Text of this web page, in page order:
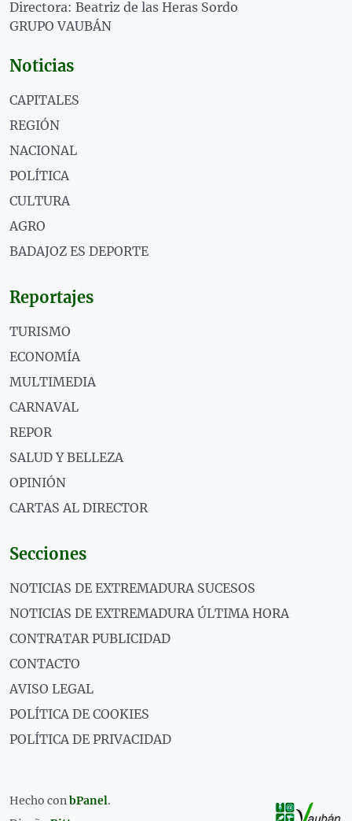
Directora: Beatriz de las Heras Sordo
GRUPO VAUBÁN
Noticias
CAPITALES
REGIÓN
NACIONAL
POLÍTICA
CULTURA
AGRO
BADAJOZ ES DEPORTE
Reportajes
TURISMO
ECONOMÍA
MULTIMEDIA
CARNAVAL
REPOR
SALUD Y BELLEZA
OPINIÓN
CARTAS AL DIRECTOR
Secciones
NOTICIAS DE EXTREMADURA SUCESOS
NOTICIAS DE EXTREMADURA ÚLTIMA HORA
CONTRATAR PUBLICIDAD
CONTACTO
AVISO LEGAL
POLÍTICA DE COOKIES
POLÍTICA DE PRIVACIDAD
Hecho conbPanel.